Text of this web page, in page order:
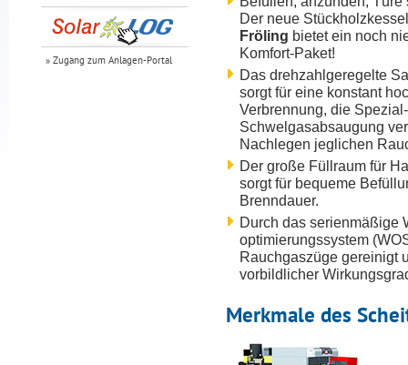
» Zugang zum Anlagen-Portal
Der neue
Fröling bietet ein noch
Komfort-Paket!
Das drehzahlgeregelte
sorgt für eine konstant
Verbrennung, die Spezial-
Schwelgasabsaugung
Nachlegen jeglichen
Der große Füllraum für
sorgt für bequeme
Brenndauer.
Durch das serienmäßige
optimierungssystem
Rauchgaszüge gereinigt
vorbildlicher
Merkmale des